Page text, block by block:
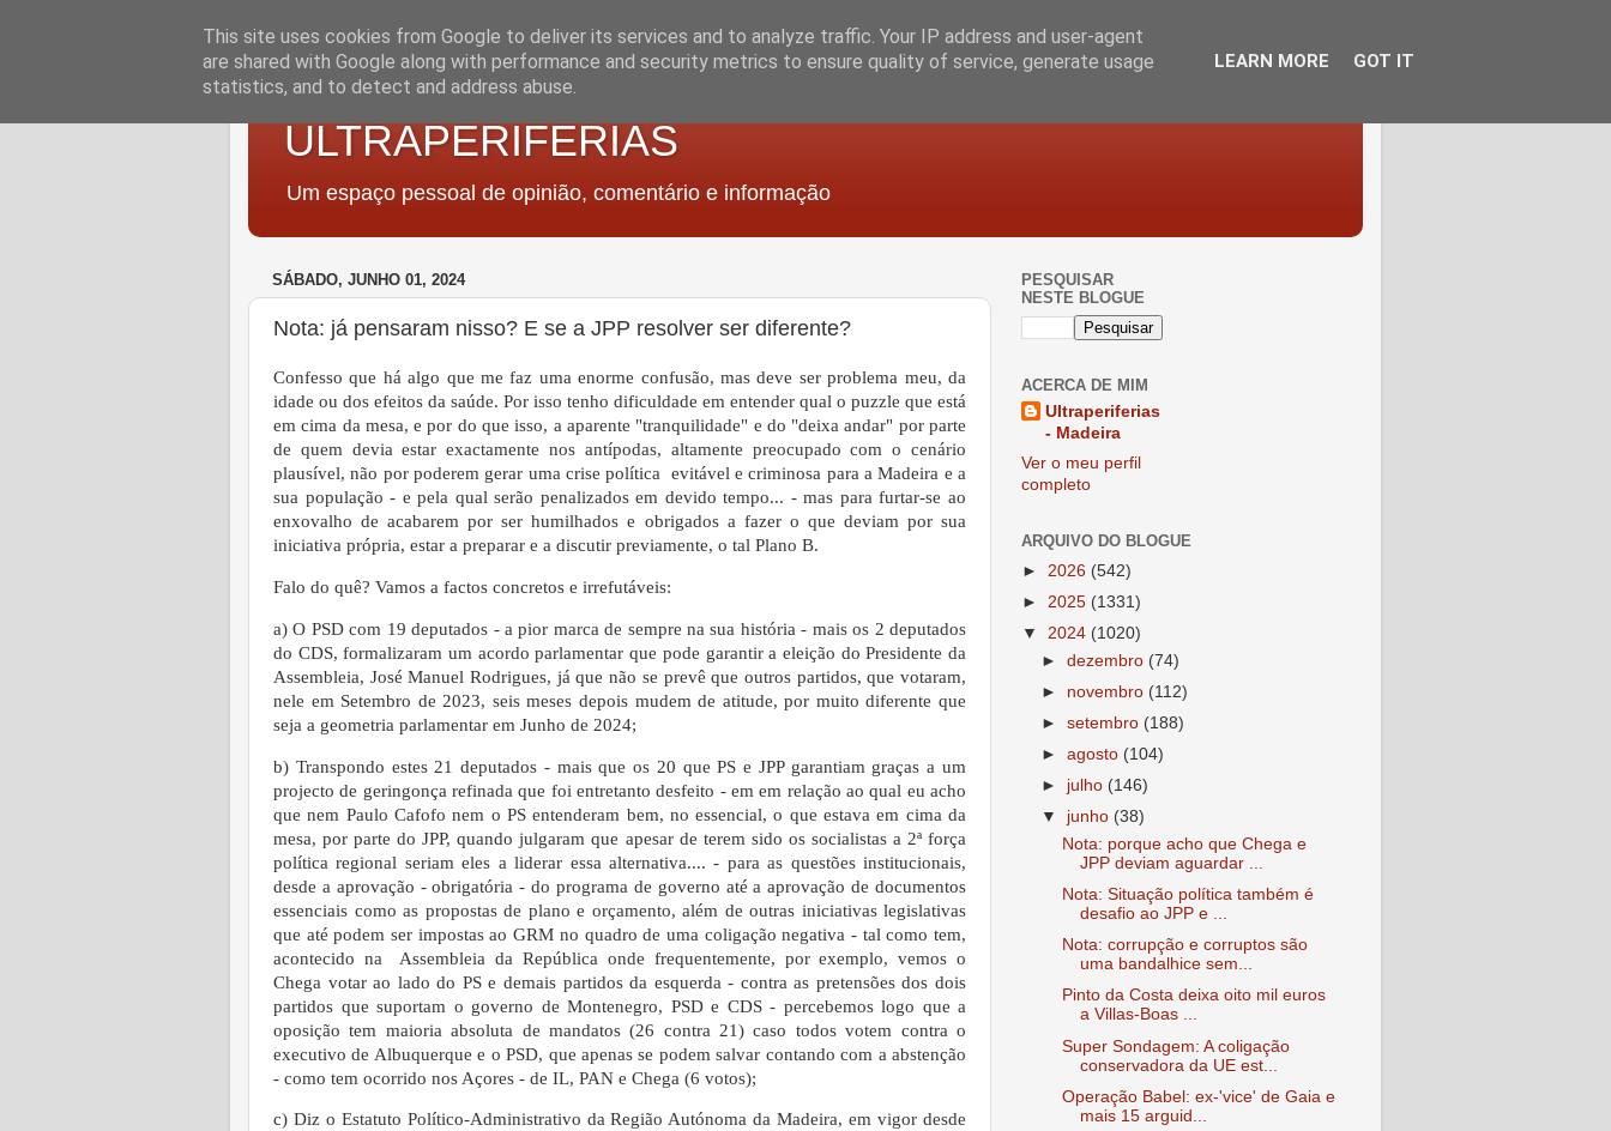
ULTRAPERIFERIAS
Um espaço pessoal de opinião, comentário e informação
SÁBADO, JUNHO 01, 2024
Nota: já pensaram nisso? E se a JPP resolver ser diferente?
Confesso que há algo que me faz uma enorme confusão, mas deve ser problema meu, da
idade ou dos efeitos da saúde. Por isso tenho dificuldade em entender qual o puzzle que está
em cima da mesa, e por do que isso, a aparente "tranquilidade" e do "deixa andar" por parte
de quem devia estar exactamente nos antípodas, altamente preocupado com o cenário
plausível, não por poderem gerar uma crise política evitável e criminosa para a Madeira e a
sua população - e pela qual serão penalizados em devido tempo... - mas para furtar-se ao
enxovalho de acabarem por ser humilhados e obrigados a fazer o que deviam por sua
iniciativa própria, estar a preparar e a discutir previamente, o tal Plano B.
Falo do quê? Vamos a factos concretos e irrefutáveis:
a) O PSD com 19 deputados - a pior marca de sempre na sua história - mais os 2 deputados
do CDS, formalizaram um acordo parlamentar que pode garantir a eleição do Presidente da
Assembleia, José Manuel Rodrigues, já que não se prevê que outros partidos, que votaram,
nele em Setembro de 2023, seis meses depois mudem de atitude, por muito diferente que
seja a geometria parlamentar em Junho de 2024;
b) Transpondo estes 21 deputados - mais que os 20 que PS e JPP garantiam graças a um
projecto de geringonça refinada que foi entretanto desfeito - em em relação ao qual eu acho
que nem Paulo Cafofo nem o PS entenderam bem, no essencial, o que estava em cima da
mesa, por parte do JPP, quando julgaram que apesar de terem sido os socialistas a 2ª força
política regional seriam eles a liderar essa alternativa.... - para as questões institucionais,
desde a aprovação - obrigatória - do programa de governo até a aprovação de documentos
essenciais como as propostas de plano e orçamento, além de outras iniciativas legislativas
que até podem ser impostas ao GRM no quadro de uma coligação negativa - tal como tem,
acontecido na Assembleia da República onde frequentemente, por exemplo, vemos o
Chega votar ao lado do PS e demais partidos da esquerda - contra as pretensões dos dois
partidos que suportam o governo de Montenegro, PSD e CDS - percebemos logo que a
oposição tem maioria absoluta de mandatos (26 contra 21) caso todos votem contra o
executivo de Albuquerque e o PSD, que apenas se podem salvar contando com a abstenção
- como tem ocorrido nos Açores - de IL, PAN e Chega (6 votos);
c) Diz o Estatuto Político-Administrativo da Região Autónoma da Madeira, em vigor desde
PESQUISAR
NESTE BLOGUE
ACERCA DE MIM
Ultraperiferias
- Madeira
Ver o meu perfil
completo
ARQUIVO DO BLOGUE
► 2026 (542)
► 2025 (1331)
▼ 2024 (1020)
►dezembro (74)
► novembro (112)
►setembro (188)
►agosto (104)
► julho (146)
▼ junho (38)
Nota: porque acho que Chega e
JPP deviam aguardar ...
Nota: Situação política também é
desafio ao JPP e ...
Nota: corrupção e corruptos são
uma bandalhice sem...
Pinto da Costa deixa oito mil euros
a Villas-Boas ...
Super Sondagem: A coligação
conservadora da UE est...
Operação Babel: ex-'vice' de Gaia e
mais 15 arguid...
This site uses cookies from Google to deliver its services and to analyze traffic. Your IP address and user-agent
are shared with Google along with performance and security metrics to ensure quality of service, generate usage
statistics, and to detect and address abuse.
LEARN MORE GOT IT